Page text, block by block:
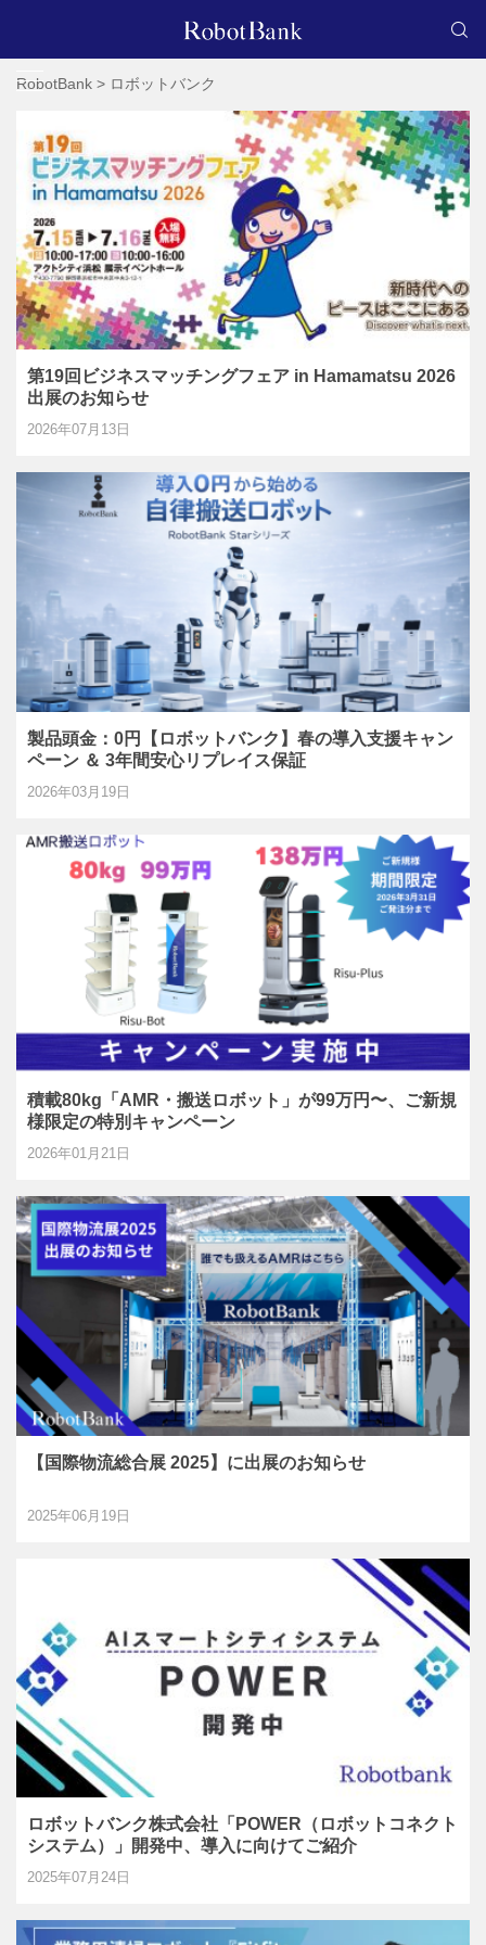
RobotBank > ロボットバンク
第19回ビジネスマッチングフェア in Hamamatsu 2026
出展のお知らせ
2026年07月13日
製品頭金：0円【ロボットバンク】春の導入支援キャン
ペーン ＆ 3年間安心リプレイス保証
2026年03月19日
積載80kg「AMR・搬送ロボット」が99万円〜、ご新規
様限定の特別キャンペーン
2026年01月21日
【国際物流総合展 2025】に出展のお知らせ
2025年06月19日
ロボットバンク株式会社「POWER（ロボットコネクト
システム）」開発中、導入に向けてご紹介
2025年07月24日